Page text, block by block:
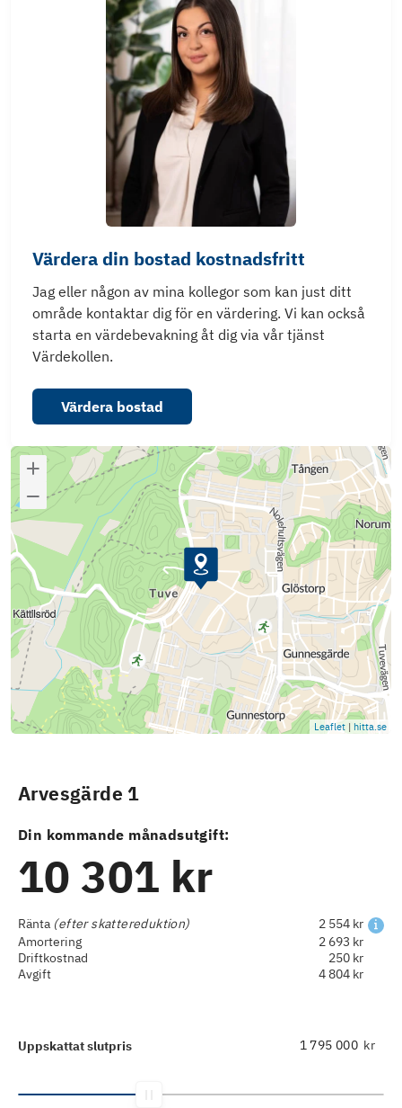
Värdera din bostad kostnadsfritt
Jag eller någon av mina kollegor som kan just ditt
område kontaktar dig för en värdering. Vi kan också
starta en värdebevakning åt dig via vår tjänst
Värdekollen.
Värdera bostad
Leaflet | hitta.se
Arvesgärde 1
Din kommande månadsutgift:
10 301 kr
Ränta (efter skattereduktion)
2 554 kr
Amortering
2 693 kr
Driftkostnad
250 kr
Avgift
4 804 kr
Uppskattat slutpris kr